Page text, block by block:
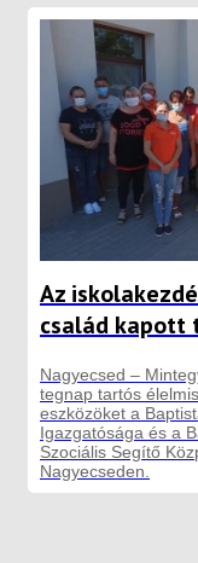
Az
család kapott
Nagyecsed –
tegnap tartós
eszközöket a
Igazgatósága és a
Szociális Segítő
Nagyecseden.